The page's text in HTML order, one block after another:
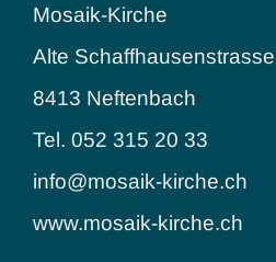
Mosaik-Kirche
Alte
8413 Neftenbach
Tel. 052 315 20 33
info@mosaik-kirche.ch
www.mosaik-kirche.ch